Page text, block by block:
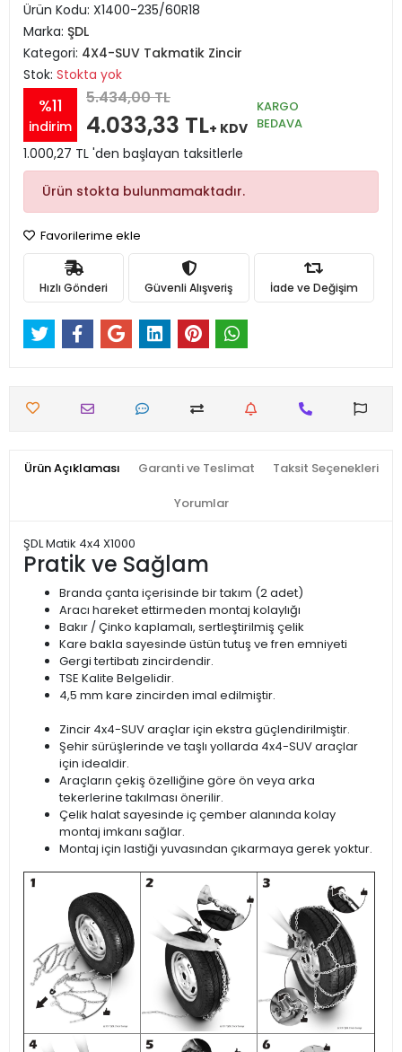
Ürün Kodu: X1400-235/60R18
Marka: ŞDL
Kategori: 4X4-SUV Takmatik Zincir
Stok: Stokta yok
%11
indirim
5.434,00 TL
4.033,33 TL+ KDV
KARGO
BEDAVA
1.000,27 TL 'den başlayan taksitlerle
Ürün stokta bulunmamaktadır.
Favorilerime ekle
Hızlı Gönderi Güvenli Alışveriş İade ve Değişim
Ürün Açıklaması Garanti ve Teslimat Taksit Seçenekleri
Yorumlar
ŞDL Matik 4x4 X1000
Pratik ve Sağlam
Branda çanta içerisinde bir takım (2 adet)
Aracı hareket ettirmeden montaj kolaylığı
Bakır / Çinko kaplamalı, sertleştirilmiş çelik
Kare bakla sayesinde üstün tutuş ve fren emniyeti
Gergi tertibatı zincirdendir.
TSE Kalite Belgelidir.
4,5 mm kare zincirden imal edilmiştir.
Zincir 4x4-SUV araçlar için ekstra güçlendirilmiştir.
Şehir sürüşlerinde ve taşlı yollarda 4x4-SUV araçlar
için idealdir.
Araçların çekiş özelliğine göre ön veya arka
tekerlerine takılması önerilir.
Çelik halat sayesinde iç çember alanında kolay
montaj imkanı sağlar.
Montaj için lastiği yuvasından çıkarmaya gerek yoktur.